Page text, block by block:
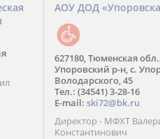
АОУ ДОД
627180, Тюменская
Упоровский р-н, с.
Володарского, 45
Тел.: (34541) 3-28-16
E-mail: ski72@bk.ru
Директор - МФХТ
Константинович